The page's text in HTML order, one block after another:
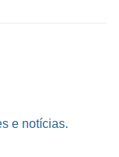
e notícias.